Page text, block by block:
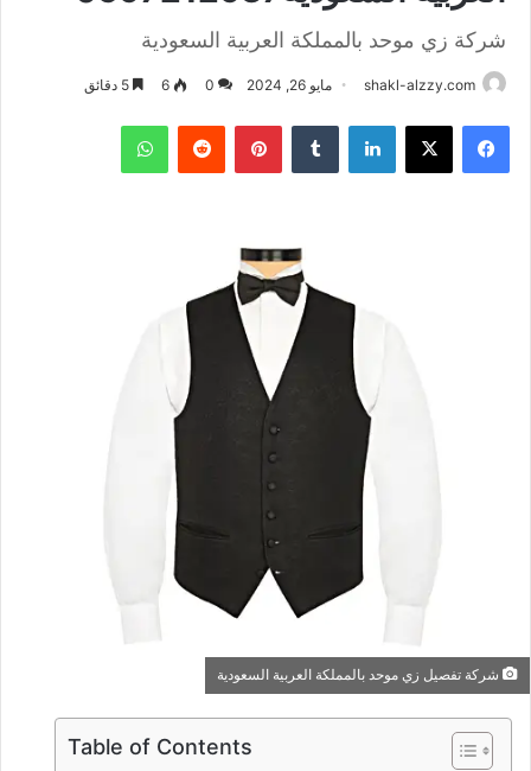
شركة زي موحد بالمملكة العربية السعودية
shakl-alzzy.com مايو 26, 2024 0
6
فيسبوك X لينكدإن بينتيريست واتساب
شركة تفصيل زي موحد بالمملكة العربية السعودية
Table of Contents